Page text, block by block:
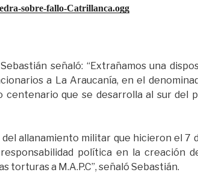
sobre-fallo-Catrillanca.ogg
señaló: “Extrañamos una
a La Araucanía, en el
que se desarrolla al sur del
allanamiento militar que hicieron el 7
política en la creación
torturas a M.A.P.C”, señaló Sebastián.